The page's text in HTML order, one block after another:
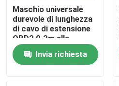
Giro della fabbrica
Controllo di qualità
Contattici
Maschio universale
durevole di lunghezza
di cavo di estensione
OBD2 0.3m alla
femmina
Invia richiesta